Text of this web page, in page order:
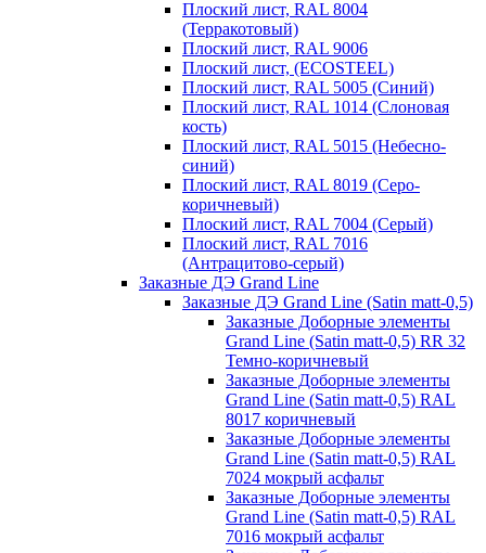
Плоский лист, RAL 8004
(Терракотовый)
Плоский лист, RAL 9006
Плоский лист, (ECOSTEEL)
Плоский лист, RAL 5005 (Синий)
Плоский лист, RAL 1014 (Слоновая
кость)
Плоский лист, RAL 5015 (Небесно-
синий)
Плоский лист, RAL 8019 (Серо-
коричневый)
Плоский лист, RAL 7004 (Серый)
Плоский лист, RAL 7016
(Антрацитово-серый)
Заказные ДЭ Grand Line
Заказные ДЭ Grand Line (Satin matt-0,5)
Заказные Доборные элементы
Grand Line (Satin matt-0,5) RR 32
Темно-коричневый
Заказные Доборные элементы
Grand Line (Satin matt-0,5) RAL
8017 коричневый
Заказные Доборные элементы
Grand Line (Satin matt-0,5) RAL
7024 мокрый асфальт
Заказные Доборные элементы
Grand Line (Satin matt-0,5) RAL
7016 мокрый асфальт